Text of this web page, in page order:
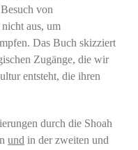
von
aus, um
Das Buch skizziert
Zugänge, die wir
entsteht, die ihren
durch die Shoah
undin der zweiten und